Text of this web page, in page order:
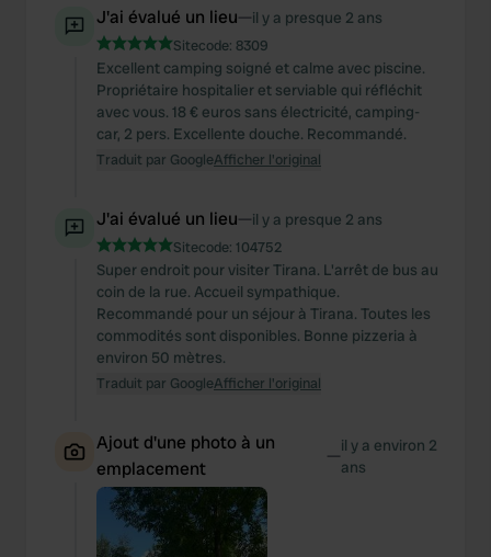
J'ai évalué un lieu—il y a presque 2 ans
Sitecode: 8309
Excellent camping soigné et calme avec piscine.
Propriétaire hospitalier et serviable qui réfléchit
avec vous. 18 € euros sans électricité, camping-
car, 2 pers. Excellente douche. Recommandé.
Traduit par GoogleAfficher l'original
J'ai évalué un lieu—il y a presque 2 ans
Sitecode: 104752
Super endroit pour visiter Tirana. L'arrêt de bus au
coin de la rue. Accueil sympathique.
Recommandé pour un séjour à Tirana. Toutes les
commodités sont disponibles. Bonne pizzeria à
environ 50 mètres.
Traduit par GoogleAfficher l'original
Ajout d'une photo à un
emplacement
—il y a environ 2
ans